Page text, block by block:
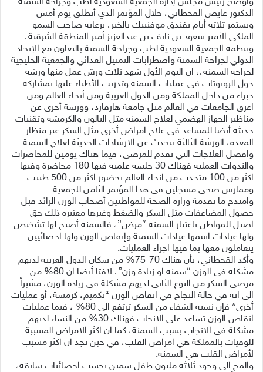
الدكتور عايض القحطاني، خلال المؤتمر الذي أنطلق يوم أمس
ويستمر ثلاثة أيام بفندق موفنبيك بالخبر، برعاية صاحب السمو
الملكي الأمير سعود بن نايف بن عبدالعزيز أمير المنطقة الشرقية،
وتنظمه الجمعية السعودية لطب وجراحة السمنة بالتعاون مع الإتحاد
الدولي لجراحة السمنة واضطرابات التمثيل الغذائي والجمعية الخليجية
لجراحة السمنة،، ان اليوم الأول شهد ثلاث ورش عمل منها ورشة
حول الروبوتات في عمليات السمنة وتدريب الأطباء عليها بمشاركة
خبراء من داخل المملكة ومن الدول العربية ومن أنحاء العالم ومن
اعرق الجامعات في العالم مثل جامعة هارفارد، وورشة أخرى عن
مناظير الجهاز الهضمي لعلاج السمنة مثل البالون والكرمشة وتقنيات
حديثة أيضا للمساعد في علاج امراض أخرى مثل السكر عبر منظار
المعدة، الورشة الثالثة تتحدث عن الارشادات الحديثة لعلاج السمنة
وافضل العلاجات التي تقدم للمرضى، فيما هناك يومين للمحاضرات
والندوات العملية فهناك 30 جلسة علمية فيها 180 محاضرة وفيها
اكثر من 100 متحدث من انحاء العالم بحضور اكثر من 500 طبيب
وممارس صحي مسجلين في هذا المؤتمر الثامن للجمعية.
وامتدح ما تقدمة وزارة الصحة للمواطنين أصحاب الوزن الزائد قبل
حصول المضاعفات مثل السكر والضغط وغيرها معتبره ذلك حق
اصيل للمواطن باعتبار السمنة “مرض”، فالسمنة أصبح لها تشخيص
ولها عيادات اسمها عيادات السمنة وإنقاص الوزن ولها اخصائيين
يتعاملون معها بما فيها اجراء العمليات.
وأكد القحطاني، بأن هناك 70-75% من سكان الدول العربية لديهم
مشكلة في الوزن “سمنة او زيادة وزن”، لافتا أيضا ان 80% من
مرضى السكر من النوع الثاني لديهم مشكلة في زيادة الوزن، مشيراً
الى انه في حالة النجاح في انقاص الوزن “تكميم، كرمشة، أو عمليات
أخرى” فإن نسبة الشفاء من السكر ترتفع الى 80% ، فيما عمليات
انقاص الوزن تساعد على الانجاب فهناك 30% من النساء لديهم
مشكلة في الانجاب بسبب السمنة، كما ان اكثر الامراض المسببة
للوفيات بالمملكة هي امراض القلب، في حين نجد ان اكثر مسبب
لأمراض القلب هي السمنة.
والمح الى وجود ثلاثة مليون طفل سمين بحسب احصائيات سابقة،